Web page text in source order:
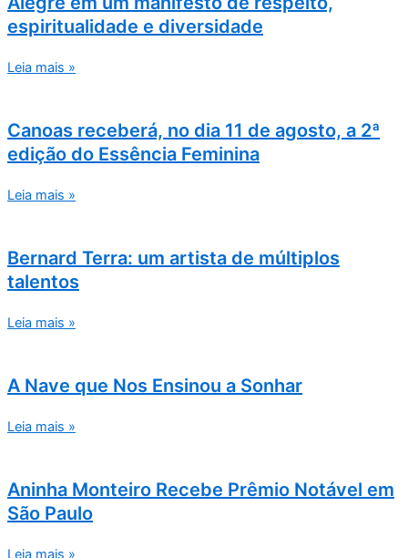
espiritualidade e diversidade
Leia mais »
Canoas receberá, no dia 11 de agosto, a 2ª
edição do Essência Feminina
Leia mais »
Bernard Terra: um artista de múltiplos
talentos
Leia mais »
A Nave que Nos Ensinou a Sonhar
Leia mais »
Aninha Monteiro Recebe Prêmio Notável em
São Paulo
Leia mais »